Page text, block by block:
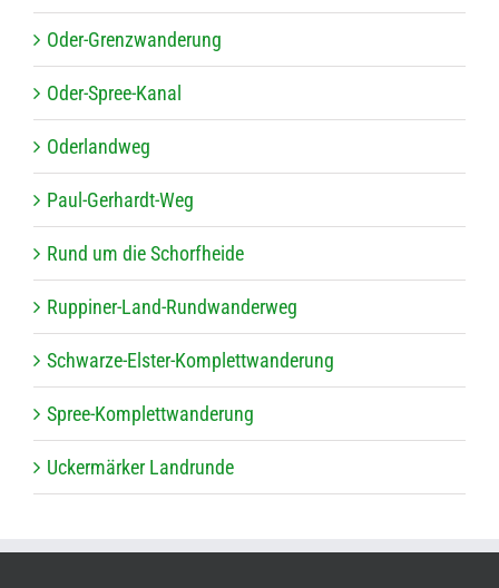
Oder-Grenz­wan­de­rung
Oder-Spree-Kanal
Oder­land­weg
Paul-Ger­hardt-Weg
Rund um die Schorfheide
Rup­pi­ner-Land-Rund­wan­der­weg
Schwarze-Els­ter-Kom­plett­wan­de­rung
Spree-Kom­plett­wan­de­rung
Ucker­mär­ker Landrunde